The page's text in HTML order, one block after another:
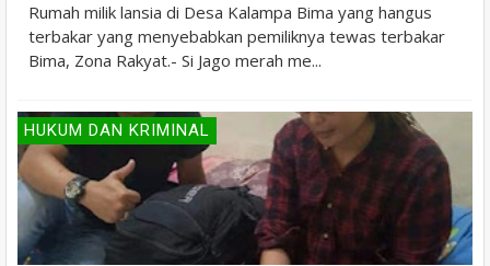
Rumah milik lansia di Desa Kalampa Bima yang hangus
terbakar yang menyebabkan pemiliknya tewas terbakar
Bima, Zona Rakyat.- Si Jago merah me...
HUKUM DAN KRIMINAL